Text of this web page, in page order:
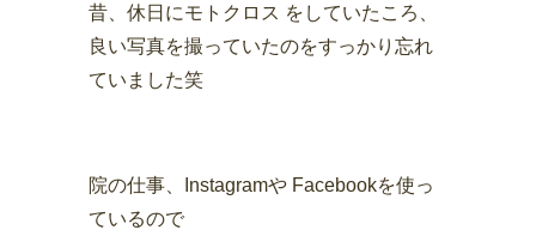
昔、休日にモトクロス をしていたころ、
良い写真を撮っていたのをすっかり忘れ
ていました笑
院の仕事、Instagramや Facebookを使っ
ているので